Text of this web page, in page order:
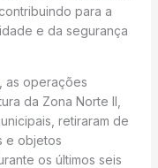
para a
e da segurança
as operações
da Zona Norte II,
retiraram de
e objetos
os últimos seis